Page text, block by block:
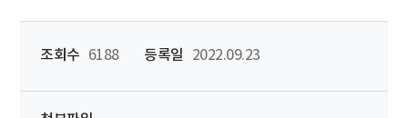
조회수 6188 등록일 2022.09.23